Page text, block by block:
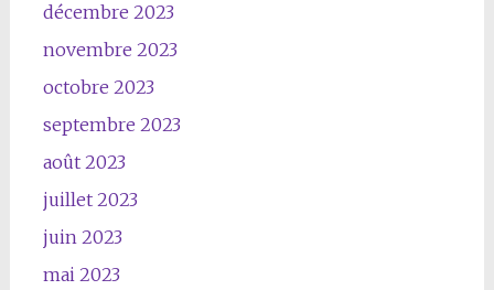
décembre 2023
novembre 2023
octobre 2023
septembre 2023
août 2023
juillet 2023
juin 2023
mai 2023